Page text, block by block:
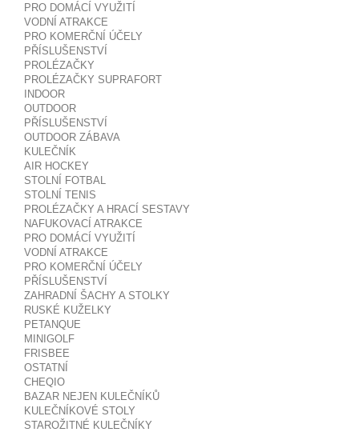
PRO DOMÁCÍ VYUŽITÍ
VODNÍ ATRAKCE
PRO KOMERČNÍ ÚČELY
PŘÍSLUŠENSTVÍ
PROLÉZAČKY
PROLÉZAČKY SUPRAFORT
INDOOR
OUTDOOR
PŘÍSLUŠENSTVÍ
OUTDOOR ZÁBAVA
KULEČNÍK
AIR HOCKEY
STOLNÍ FOTBAL
STOLNÍ TENIS
PROLÉZAČKY A HRACÍ SESTAVY
NAFUKOVACÍ ATRAKCE
PRO DOMÁCÍ VYUŽITÍ
VODNÍ ATRAKCE
PRO KOMERČNÍ ÚČELY
PŘÍSLUŠENSTVÍ
ZAHRADNÍ ŠACHY A STOLKY
RUSKÉ KUŽELKY
PETANQUE
MINIGOLF
FRISBEE
OSTATNÍ
CHEQIO
BAZAR NEJEN KULEČNÍKŮ
KULEČNÍKOVÉ STOLY
STAROŽITNÉ KULEČNÍKY